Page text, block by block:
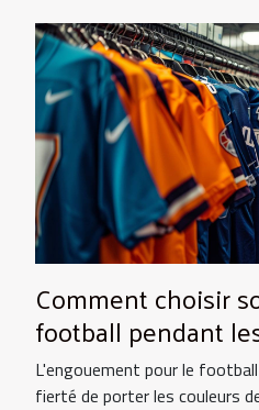
Comment choisir
football pendant
grande envergure
L'engouement pour le
fierté de porter les couleurs